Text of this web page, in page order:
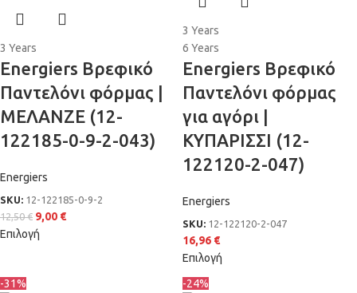
3 Years
Energiers Βρεφικό
Παντελόνι φόρμας |
ΜΕΛΑΝΖΕ (12-
122185-0-9-2-043)
Energiers
SKU: 12-122185-0-9-2
12,50€ 9,00 €
Επιλογή
3 Years
6 Years
Energiers Βρεφικό
Παντελόνι φόρμας
για αγόρι |
ΚΥΠΑΡΙΣΣΙ (12-
122120-2-047)
Energiers
SKU: 12-122120-2-047
16,96 €
Επιλογή
-31%
-24%